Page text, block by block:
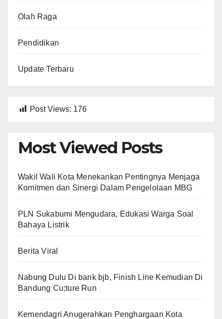
Olah Raga
Pendidikan
Update Terbaru
Post Views: 176
Most Viewed Posts
Wakil Wali Kota Menekankan Pentingnya Menjaga
Komitmen dan Sinergi Dalam Pengelolaan MBG
PLN Sukabumi Mengudara, Edukasi Warga Soal
Bahaya Listrik
Berita Viral
Nabung Dulu Di bank bjb, Finish Line Kemudian Di
Bandung Cu;ture Run
Kemendagri Anugerahkan Penghargaan Kota